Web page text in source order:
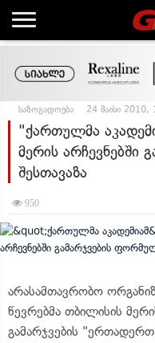
საზოგადოება 24 მაისი 2010,
"ქართულმა
მერის არჩევნებში
შესთავაზა
950
არასამთავრობო
წევრებმა თბილისის
გამარჯვების